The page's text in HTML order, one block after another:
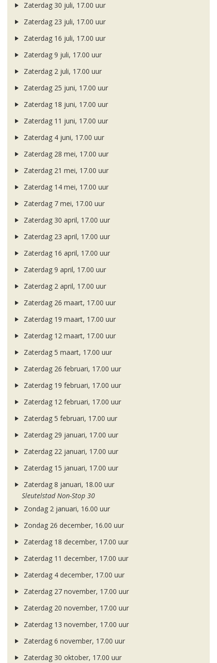
Zaterdag 30 juli, 17.00 uur
Zaterdag 23 juli, 17.00 uur
Zaterdag 16 juli, 17.00 uur
Zaterdag 9 juli, 17.00 uur
Zaterdag 2 juli, 17.00 uur
Zaterdag 25 juni, 17.00 uur
Zaterdag 18 juni, 17.00 uur
Zaterdag 11 juni, 17.00 uur
Zaterdag 4 juni, 17.00 uur
Zaterdag 28 mei, 17.00 uur
Zaterdag 21 mei, 17.00 uur
Zaterdag 14 mei, 17.00 uur
Zaterdag 7 mei, 17.00 uur
Zaterdag 30 april, 17.00 uur
Zaterdag 23 april, 17.00 uur
Zaterdag 16 april, 17.00 uur
Zaterdag 9 april, 17.00 uur
Zaterdag 2 april, 17.00 uur
Zaterdag 26 maart, 17.00 uur
Zaterdag 19 maart, 17.00 uur
Zaterdag 12 maart, 17.00 uur
Zaterdag 5 maart, 17.00 uur
Zaterdag 26 februari, 17.00 uur
Zaterdag 19 februari, 17.00 uur
Zaterdag 12 februari, 17.00 uur
Zaterdag 5 februari, 17.00 uur
Zaterdag 29 januari, 17.00 uur
Zaterdag 22 januari, 17.00 uur
Zaterdag 15 januari, 17.00 uur
Zaterdag 8 januari, 18.00 uur
Sleutelstad Non-Stop 30
Zondag 2 januari, 16.00 uur
Zondag 26 december, 16.00 uur
Zaterdag 18 december, 17.00 uur
Zaterdag 11 december, 17.00 uur
Zaterdag 4 december, 17.00 uur
Zaterdag 27 november, 17.00 uur
Zaterdag 20 november, 17.00 uur
Zaterdag 13 november, 17.00 uur
Zaterdag 6 november, 17.00 uur
Zaterdag 30 oktober, 17.00 uur